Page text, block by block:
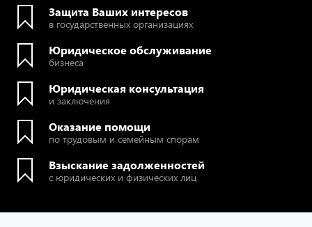
Защита Ваших интересов
в государственных организациях
Юридическое обслуживание
бизнеса
Юридическая консультация
и заключения
Оказание помощи
по трудовым и семейным спорам
Взыскание задолженностей
с юридических и физических лиц